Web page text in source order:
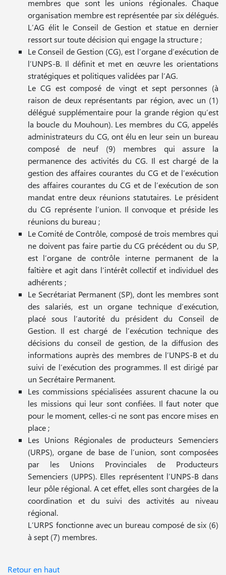
membres que sont les unions régionales. Chaque
organisation membre est représentée par six délégués.
L’AG élit le Conseil de Gestion et statue en dernier
ressort sur toute décision qui engage la structure ;
Le Conseil de Gestion (CG), est l’organe d’exécution de
l’UNPS-B. Il définit et met en œuvre les orientations
stratégiques et politiques validées par l’AG.
Le CG est composé de vingt et sept personnes (à
raison de deux représentants par région, avec un (1)
délégué supplémentaire pour la grande région qu’est
la boucle du Mouhoun). Les membres du CG, appelés
administrateurs du CG, ont élu en leur sein un bureau
composé de neuf (9) membres qui assure la
permanence des activités du CG. Il est chargé de la
gestion des affaires courantes du CG et de l’exécution
des affaires courantes du CG et de l’exécution de son
mandat entre deux réunions statutaires. Le président
du CG représente l’union. Il convoque et préside les
réunions du bureau ;
Le Comité de Contrôle, composé de trois membres qui
ne doivent pas faire partie du CG précédent ou du SP,
est l’organe de contrôle interne permanent de la
faîtière et agit dans l’intérêt collectif et individuel des
adhérents ;
Le Secrétariat Permanent (SP), dont les membres sont
des salariés, est un organe technique d’exécution,
placé sous l’autorité du président du Conseil de
Gestion. Il est chargé de l’exécution technique des
décisions du conseil de gestion, de la diffusion des
informations auprès des membres de l’UNPS-B et du
suivi de l’exécution des programmes. Il est dirigé par
un Secrétaire Permanent.
Les commissions spécialisées assurent chacune la ou
les missions qui leur sont confiées. Il faut noter que
pour le moment, celles-ci ne sont pas encore mises en
place ;
Les Unions Régionales de producteurs Semenciers
(URPS), organe de base de l’union, sont composées
par les Unions Provinciales de Producteurs
Semenciers (UPPS). Elles représentent l’UNPS-B dans
leur pôle régional. A cet effet, elles sont chargées de la
coordination et du suivi des activités au niveau
régional.
L’URPS fonctionne avec un bureau composé de six (6)
à sept (7) membres.
Retour en haut